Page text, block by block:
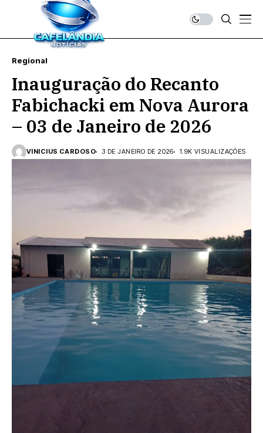
Regional
Inauguração do Recanto
Fabichacki em Nova Aurora
– 03 de Janeiro de 2026
VINICIUS CARDOSO 3 DE JANEIRO DE 2026 1.9K VISUALIZAÇÕES